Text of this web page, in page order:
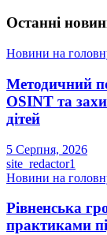
Останні
Новини на
Методичний
OSINT та
дітей
5 Серпня, 2026
site_redactor1
Новини на
Рівненська
практиками